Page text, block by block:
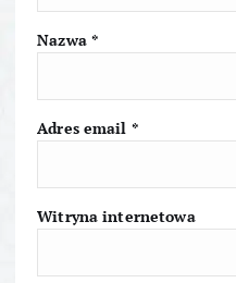
i
u
Nazwa *
Adres email *
Witryna internetowa